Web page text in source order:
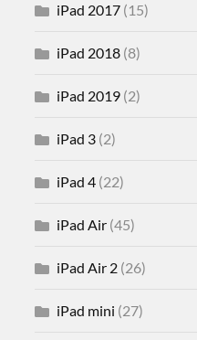
iPad 2017 (15)
iPad 2018 (8)
iPad 2019 (2)
iPad 3 (2)
iPad 4 (22)
iPad Air (45)
iPad Air 2 (26)
iPad mini (27)